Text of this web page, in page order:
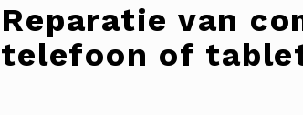
Reparatie van
telefoon of